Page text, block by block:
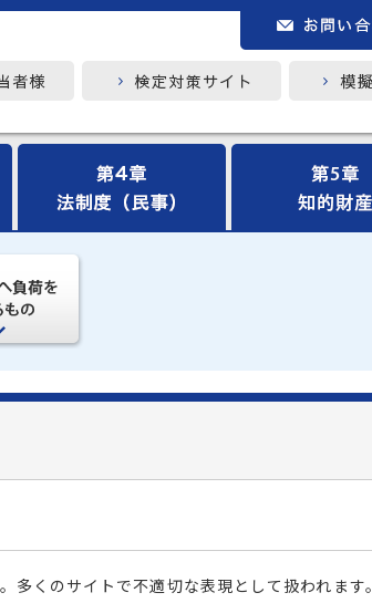
くのサイトで不適切な表現として扱われます。